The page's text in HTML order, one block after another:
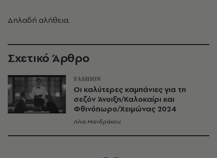
Δηλαδή αλήθεια.
Σχετικό Άρθρο
FASHION
Οι καλύτερες καμπάνιες για τη
σεζόν Άνοιξη/Καλοκαίρι και
Φθινόπωρο/Χειμώνας 2024
Λίνα Μανδράκου